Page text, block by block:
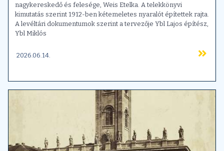
nagykereskedő és felesége, Weis Etelka. A telekkönyvi
kimutatás szerint 1912-ben kétemeletes nyaralót építettek rajta.
A levéltári dokumentumok szerint a tervezője Ybl Lajos építész,
Ybl Miklós
2026.06.14.